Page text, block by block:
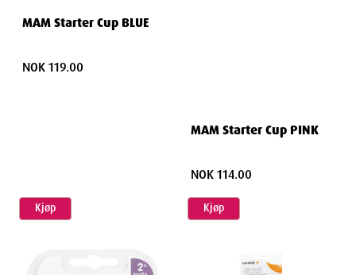
MAM Starter Cup BLUE
NOK 119.00
Kjøp
MAM Starter Cup PINK
NOK 114.00
Kjøp